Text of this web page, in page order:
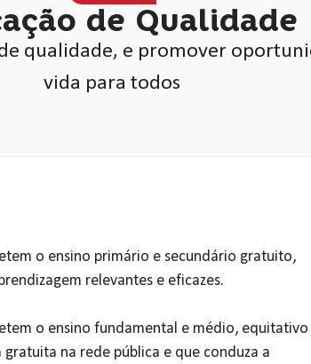
de Qualidade
qualidade, e promover
vida para todos
o ensino primário e secundário gratuito,
relevantes e eficazes.
o ensino fundamental e médio, equitativo
na rede pública e que conduza a